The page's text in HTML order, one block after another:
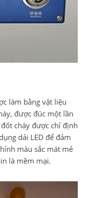
làm bằng vật liệu
được đúc một lần
cháy được chỉ định
dải LED để đảm
màu sắc mát mẻ
là mềm mại.